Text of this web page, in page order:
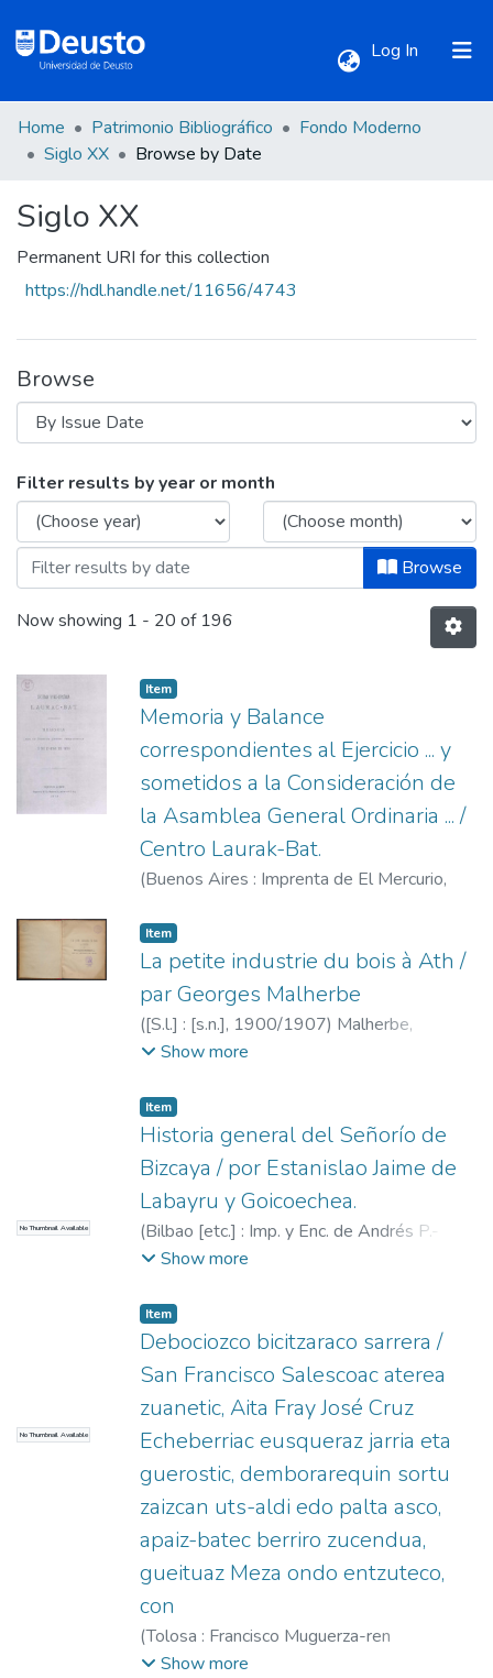
Log In (current)
Communities & Collections
All of DSpace
Home Patrimonio Bibliográfico
Fondo Moderno
Siglo XX
Browse by Date
Siglo XX
Permanent URI for this collection
https://hdl.handle.net/11656/4743
Browse
Browsing Siglo XX by Issue Date
Filter results by year or month
Browse
Now showing 1 - 20 of 196
Item
Memoria y Balance
correspondientes al Ejercicio ... y
sometidos a la Consideración de
la Asamblea General Ordinaria ... /
Centro Laurak-Bat.
(Buenos Aires : Imprenta de El Mercurio,
Item
La petite industrie du bois à Ath /
par Georges Malherbe
([S.l.] : [s.n.], 1900/1907) Malherbe,
Georges
Show more
No Thumbnail Available
Item
Historia general del Señorío de
Bizcaya / por Estanislao Jaime de
Labayru y Goicoechea.
(Bilbao [etc.] : Imp. y Enc. de Andrés P.-
Cardenal [etc.],
Show more
No Thumbnail Available
Item
Debociozco bicitzaraco sarrera /
San Francisco Salescoac aterea
zuanetic, Aita Fray José Cruz
Echeberriac eusqueraz jarria eta
guerostic, demborarequin sortu
zaizcan uts-aldi edo palta asco,
apaiz-batec berriro zucendua,
gueituaz Meza ondo entzuteco,
con
(Tolosa : Francisco Muguerza-ren
Moldizteguia,1901
Show more